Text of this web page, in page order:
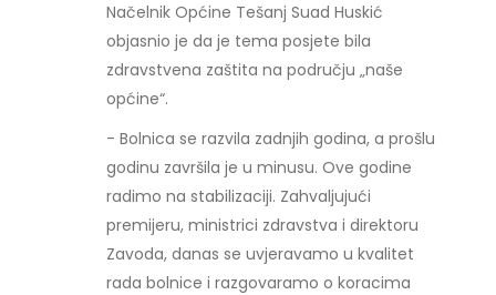
Načelnik Općine Tešanj Suad Huskić
objasnio je da je tema posjete bila
zdravstvena zaštita na području „naše
općine“.
- Bolnica se razvila zadnjih godina, a prošlu
godinu završila je u minusu. Ove godine
radimo na stabilizaciji. Zahvaljujući
premijeru, ministrici zdravstva i direktoru
Zavoda, danas se uvjeravamo u kvalitet
rada bolnice i razgovaramo o koracima